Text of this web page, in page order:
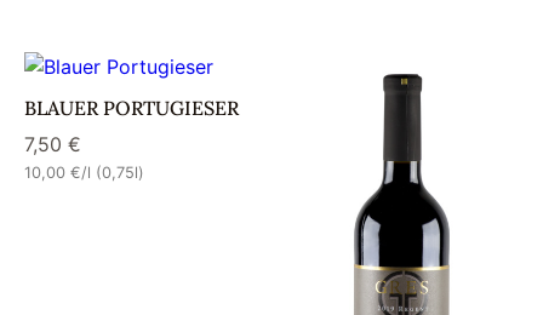
BLAUER PORTUGIESER
7,50 €
10,00 €/l (0,75l)